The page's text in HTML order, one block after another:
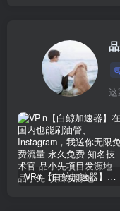
这
VP-n【白鲸加速器】在国内也能刷油管、Instagram，我送你无限免费流量 永久免费-知名技术官-品小先项目发源地